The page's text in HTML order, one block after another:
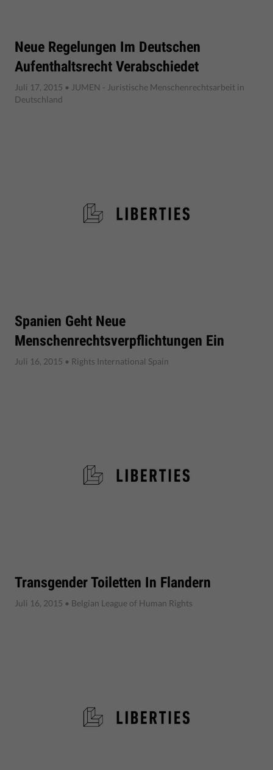
Neue Regelungen Im Deutschen
Aufenthaltsrecht Verabschiedet
Juli 17, 2015 • JUMEN - Juristische Menschenrechtsarbeit in
Deutschland
Spanien Geht Neue
Menschenrechtsverpflichtungen Ein
Juli 16, 2015 • Rights International Spain
Transgender Toiletten In Flandern
Juli 16, 2015 • Belgian League of Human Rights